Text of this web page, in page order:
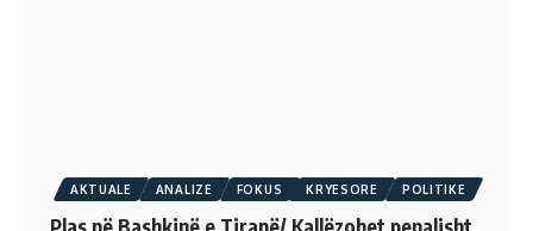
AKTUALE ANALIZE FOKUS KRYESORE POLITIKE
Plas në Bashkinë e Tiranë/ Kallëzohet penalisht